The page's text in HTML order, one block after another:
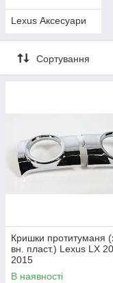
Lexus Аксесуари
Сортування
Кришки протитуманя
вн. пласт.) Lexus LX
2015
В наявності